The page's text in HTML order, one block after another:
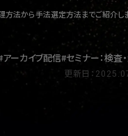
方法から手法選定方法までご紹介し
アーカイブ配信 セミナー：検査
更新日：